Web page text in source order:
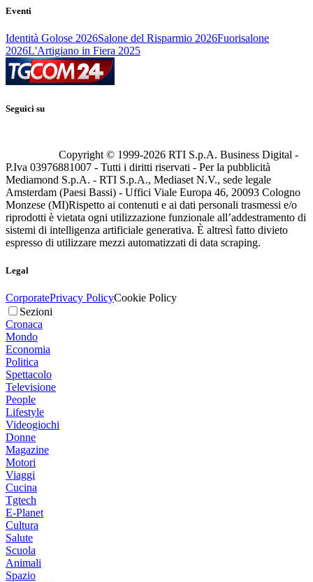
Eventi
Identità Golose 2026Salone del Risparmio 2026Fuorisalone
2026L'Artigiano in Fiera 2025
Seguici su
Copyright © 1999-2026 RTI S.p.A. Business Digital -
P.Iva 03976881007 - Tutti i diritti riservati - Per la pubblicità
Mediamond S.p.A. - RTI S.p.A., Mediaset N.V., sede legale
Amsterdam (Paesi Bassi) - Uffici Viale Europa 46, 20093 Cologno
Monzese (MI)Rispetto ai contenuti e ai dati personali trasmessi e/o
riprodotti è vietata ogni utilizzazione funzionale all’addestramento di
sistemi di intelligenza artificiale generativa. È altresì fatto divieto
espresso di utilizzare mezzi automatizzati di data scraping.
Legal
CorporatePrivacy PolicyCookie Policy
Sezioni
Cronaca
Mondo
Economia
Politica
Spettacolo
Televisione
People
Lifestyle
Videogiochi
Donne
Magazine
Motori
Viaggi
Cucina
Tgtech
E-Planet
Cultura
Salute
Scuola
Animali
Spazio